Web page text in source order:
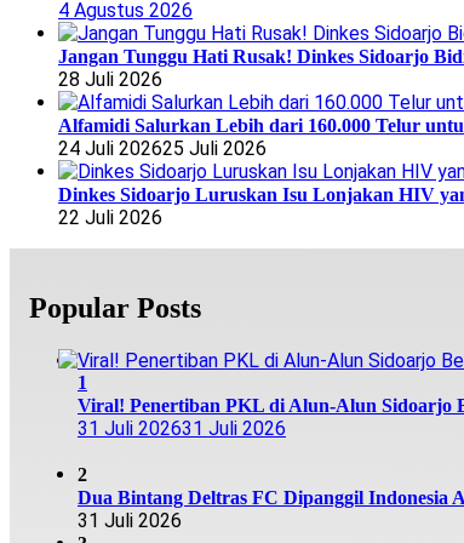
4 Agustus 2026
Jangan Tunggu Hati Rusak! Dinkes Sidoarjo
28 Juli 2026
Alfamidi Salurkan Lebih dari 160.000 Telur
24 Juli 202625 Juli 2026
Dinkes Sidoarjo Luruskan Isu Lonjakan HIV
22 Juli 2026
Popular Posts
1
Viral! Penertiban PKL di Alun-Alun Sidoarjo
31 Juli 202631 Juli 2026
2
Dua Bintang Deltras FC Dipanggil Indonesia
31 Juli 2026